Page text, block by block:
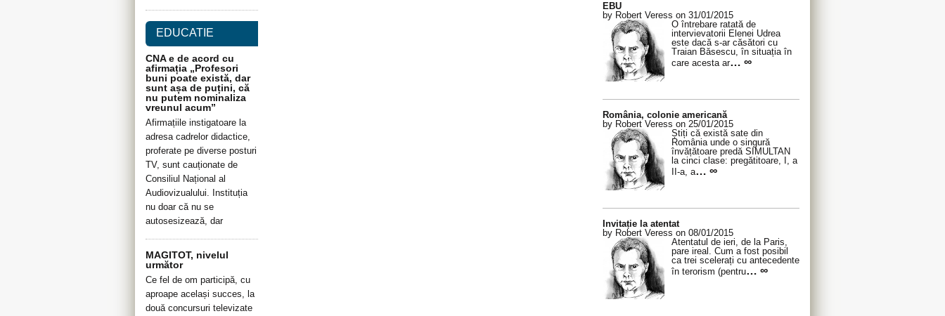
EDUCATIE
CNA e de acord cu
afirmația „Profesori
buni poate există, dar
sunt așa de puțini, că
nu putem nominaliza
vreunul acum”
Afirmațiile instigatoare la
adresa cadrelor didactice,
proferate pe diverse posturi
TV, sunt cauționate de
Consiliul Național al
Audiovizualului. Instituția
nu doar că nu se
autosesizează, dar
MAGITOT, nivelul
următor
Ce fel de om participă, cu
aproape același succes, la
două concursuri televizate
EBU
by Robert Veress on 31/01/2015
O întrebare ratată de
intervievatorii Elenei Udrea
este dacă s-ar căsători cu
Traian Băsescu, în situația în
care acesta ar… ∞
România, colonie americană
by Robert Veress on 25/01/2015
Știți că există sate din
România unde o singură
învățătoare predă SIMULTAN
la cinci clase: pregătitoare, I, a
II-a, a… ∞
Invitație la atentat
by Robert Veress on 08/01/2015
Atentatul de ieri, de la Paris,
pare ireal. Cum a fost posibil
ca trei scelerați cu antecedente
în terorism (pentru… ∞